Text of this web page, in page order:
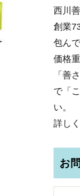
西川
創業
包ん
価格
「善
で「
い。
詳し
お